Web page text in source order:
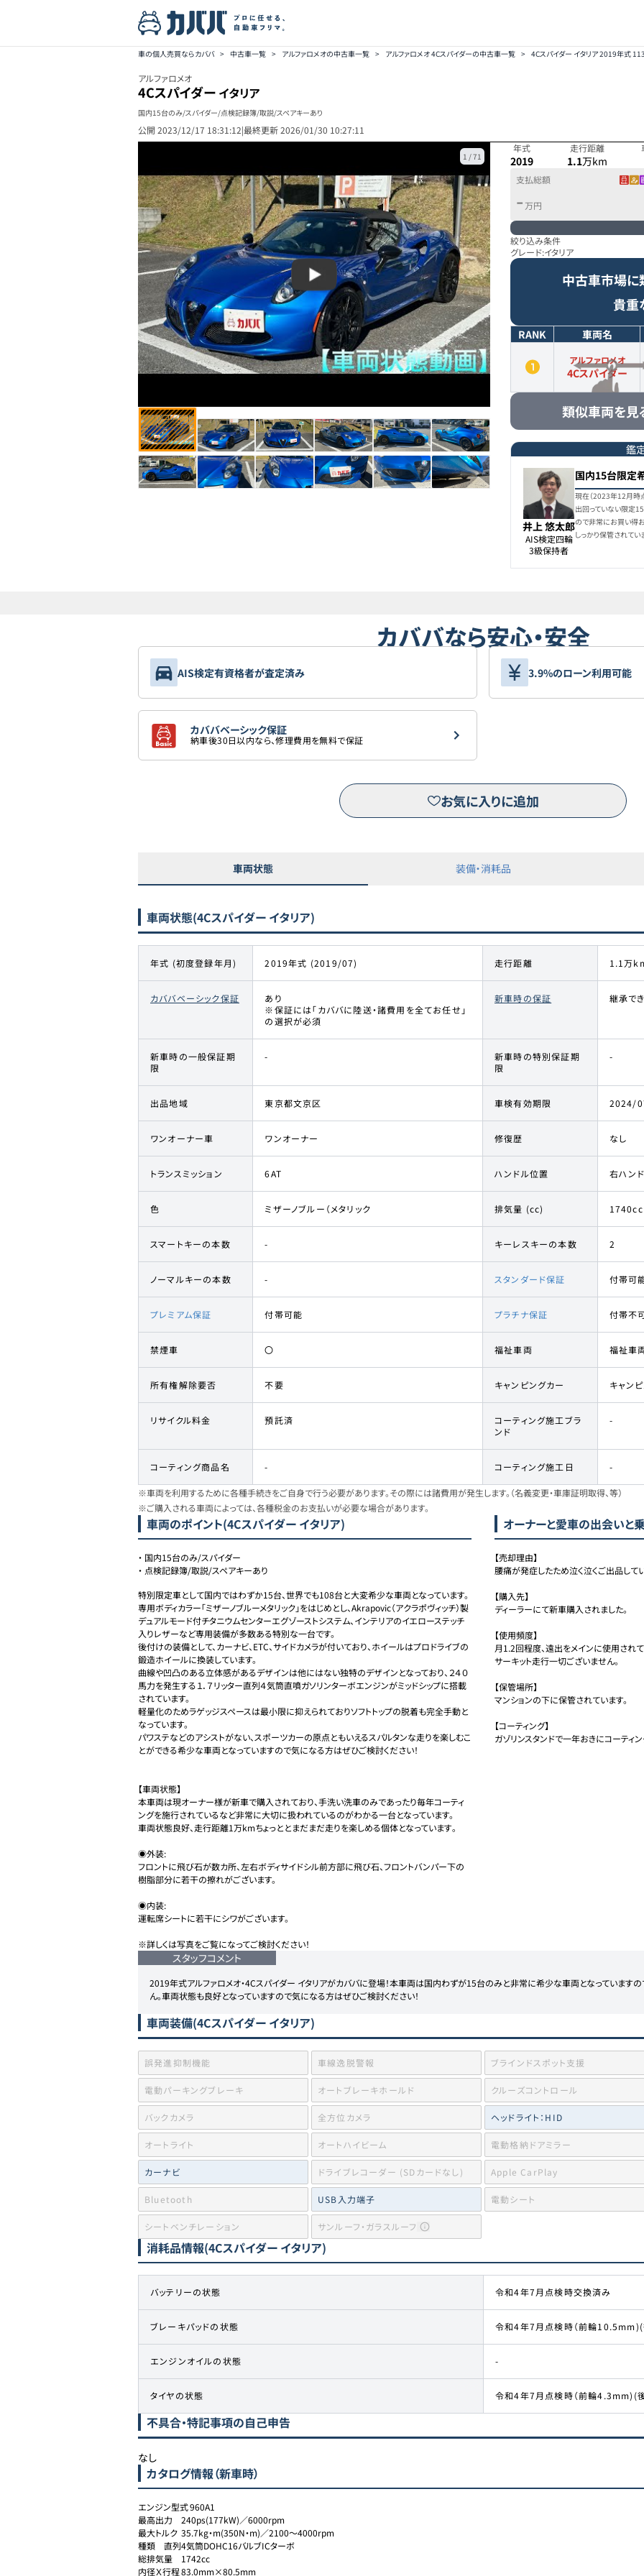
車の個人売買ならカババ > 中古車一覧 > アルファロメオの中古車一覧 > アルファロメオ 4Cスパイダーの中古車一覧 > 4Cスパイダー イタリア 2019年式
アルファロメオ
4Cスパイダー イタリア
国内15台のみ/スパイダー/点検記録簿/取説/スペアキーあり
公開 2023/12/17 18:31:12|最終更新2026/01/30 10:27:11
1 /71
年式
2019
走行距離
1.1万km
支払総額
- 万円
絞り込み条件
グレード:イタリア
中古車市場に
貴重
RANK 車両名
アルファロメオ
4Cスパイダー
類似車両を見
鑑
井上 悠太郎
AIS検定四輪
3級保持者
国内15台限定
現在（2023年12月時
出回っていない限定
ので非常にお買い得
しっかり保管されてい
カババなら安心・安全
AIS検定有資格者が査定済み 3.9%のローン利用可能
カババベーシック保証
納車後30日以内なら、修理費用を無料で保証
お気に入りに追加
車両状態 装備・消耗品
車両状態(4Cスパイダー イタリア)
年式 (初度登録年月) 2019年式 (2019/07) 走行距離 1.1万
カババベーシック保証
あり
※保証には「カババに陸送・諸費用を全てお任せ」
の選択が必須
新車時の保証 継承で
新車時の一般保証期
限
-
新車時の特別保証期
限
-
出品地域 東京都文京区 車検有効期限 2024/
ワンオーナー車 ワンオーナー 修復歴 なし
トランスミッション 6AT ハンドル位置 右ハン
色 ミザーノブルー（メタリック 排気量 (cc) 1740cc
スマートキーの本数 - キーレスキーの本数 2
ノーマルキーの本数 - スタンダード保証 付帯可
プレミアム保証 付帯可能 プラチナ保証 付帯不
禁煙車 〇 福祉車両 福祉車
所有権解除要否 不要 キャンピングカー キャン
リサイクル料金 預託済
コーティング施工ブラ
ンド
-
コーティング商品名 - コーティング施工日 -
※車両を利用するために各種手続きをご自身で行う必要があります。その際には諸費用が発生します。（名義変更・車庫証明取得、等）
※ご購入される車両によっては、各種税金のお支払いが必要な場合があります。
車両のポイント(4Cスパイダー イタリア)
・ 国内15台のみ/スパイダー
・ 点検記録簿/取説/スペアキーあり
特別限定車として国内ではわずか15台、世界でも108台と大変希少な車両となっています。
専用ボディカラー「ミザーノブルーメタリック」をはじめとし、Akrapovic（アクラポヴィッチ）製
デュアルモード付チタニウムセンターエグゾーストシステム、インテリアのイエローステッチ
入りレザーなど専用装備が多数ある特別な一台です。
後付けの装備として、カーナビ、ETC、サイドカメラが付いており、ホイールはプロドライブの
鍛造ホイールに換装しています。
曲線や凹凸のある立体感があるデザインは他にはない独特のデザインとなっており、２４０
馬力を発生する１．７リッター直列４気筒直噴ガソリンターボエンジンがミッドシップに搭載
されています。
軽量化のためラゲッジスペースは最小限に抑えられておりソフトトップの脱着も完全手動と
なっています。
パワステなどのアシストがない、スポーツカーの原点ともいえるスパルタンな走りを楽しむこ
とができる希少な車両となっていますので気になる方はぜひご検討ください！
【車両状態】
本車両は現オーナー様が新車で購入されており、手洗い洗車のみであったり毎年コーティ
ングを施行されているなど非常に大切に扱われているのがわかる一台となっています。
車両状態良好、走行距離1万kmちょっととまだまだ走りを楽しめる個体となっています｡
◉外装:
フロントに飛び石が数カ所、左右ボディサイドシル前方部に飛び石、フロントバンパー下の
樹脂部分に若干の擦れがございます。
◉内装:
運転席シートに若干にシワがございます。
※詳しくは写真をご覧になってご検討ください！
オーナーと愛車の出会いと
【売却理由】
腰痛が発症したため泣く泣くご出品して
【購入先】
ディーラーにて新車購入されました。
【使用頻度】
月1.2回程度、遠出をメインに使用されて
サーキット走行一切ございません。
【保管場所】
マンションの下に保管されています。
【コーティング】
ガゾリンスタンドで一年おきにコーティ
スタッフコメント
2019年式アルファロメオ・4Cスパイダー イタリアがカババに登場！本車両は国内わずが15台のみと非常に希少な車両となっています
車両装備(4Cスパイダー イタリア)
誤発進抑制機能 車線逸脱警報 ブラインドスポット支援
電動パーキングブレーキ オートブレーキホールド クルーズコントロール
バックカメラ 全方位カメラ ヘッドライト：HID
オートライト オートハイビーム 電動格納ドアミラー
カーナビ ドライブレコーダー (SDカードなし) Apple CarPlay
Bluetooth USB入力端子 電動シート
シートベンチレーション サンルーフ・ガラスルーフ
消耗品情報(4Cスパイダー イタリア)
バッテリーの状態 令和4年7月点検時交換済み
ブレーキパッドの状態 令和4年7月点検時（前輪
エンジンオイルの状態 -
タイヤの状態 令和4年7月点検時（前輪4.3mm)(
不具合・特記事項の自己申告
なし
カタログ情報（新車時）
エンジン型式	960A1
最高出力	240ps(177kW)／6000rpm
最大トルク	35.7kg・m(350N・m)／2100～4000rpm
種類	直列4気筒DOHC16バルブICターボ
総排気量	1742cc
内径Ｘ行程	83.0mm×80.5mm